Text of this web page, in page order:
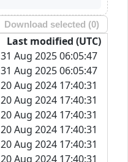
Download selected (0)
Last modified (UTC)
31 Aug 2025 06:05:47
31 Aug 2025 06:05:47
20 Aug 2024 17:40:31
20 Aug 2024 17:40:31
20 Aug 2024 17:40:31
20 Aug 2024 17:40:31
20 Aug 2024 17:40:31
20 Aug 2024 17:40:31